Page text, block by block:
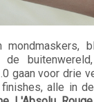
mondmaskers,
gaan voor drie
alle in